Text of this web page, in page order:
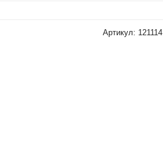
Артикул: 121114